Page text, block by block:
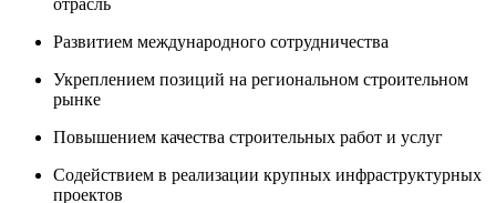
Развитием международного сотрудничества
Укреплением позиций на региональном строительном
рынке
Повышением качества строительных работ и услуг
Содействием в реализации крупных инфраструктурных
проектов